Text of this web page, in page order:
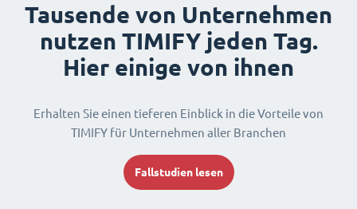
Tausende von Unternehmen
nutzen TIMIFY jeden Tag.
Hier einige von ihnen
Erhalten Sie einen tieferen Einblick in die Vorteile von
TIMIFY für Unternehmen aller Branchen
Fallstudien lesen